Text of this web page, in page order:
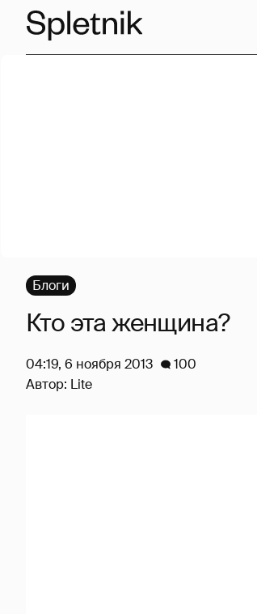
Блоги
Кто эта женщина?
04:19, 6 ноября 2013
100
Автор: Lite